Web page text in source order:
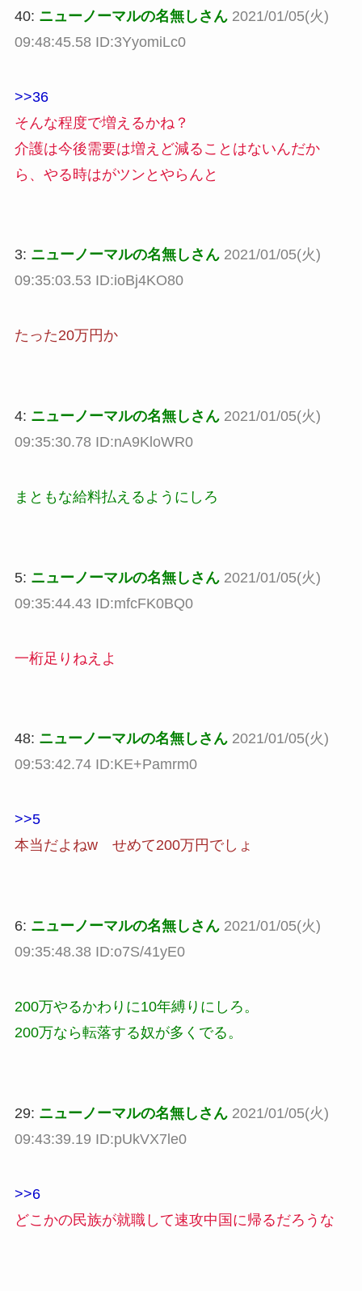
40: ニューノーマルの名無しさん 2021/01/05(火)
09:48:45.58 ID:3YyomiLc0
>>36
そんな程度で増えるかね？
介護は今後需要は増えど減ることはないんだか
ら、やる時はがツンとやらんと
3: ニューノーマルの名無しさん 2021/01/05(火)
09:35:03.53 ID:ioBj4KO80
たった20万円か
4: ニューノーマルの名無しさん 2021/01/05(火)
09:35:30.78 ID:nA9KloWR0
まともな給料払えるようにしろ
5: ニューノーマルの名無しさん 2021/01/05(火)
09:35:44.43 ID:mfcFK0BQ0
一桁足りねえよ
48: ニューノーマルの名無しさん 2021/01/05(火)
09:53:42.74 ID:KE+Pamrm0
>>5
本当だよねw せめて200万円でしょ
6: ニューノーマルの名無しさん 2021/01/05(火)
09:35:48.38 ID:o7S/41yE0
200万やるかわりに10年縛りにしろ。
200万なら転落する奴が多くでる。
29: ニューノーマルの名無しさん 2021/01/05(火)
09:43:39.19 ID:pUkVX7le0
>>6
どこかの民族が就職して速攻中国に帰るだろうな